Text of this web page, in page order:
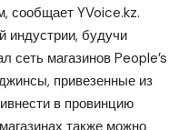
сообщает YVoice.kz.
индустрии, будучи
сеть магазинов People’s
привезенные из
в провинцию
также можно